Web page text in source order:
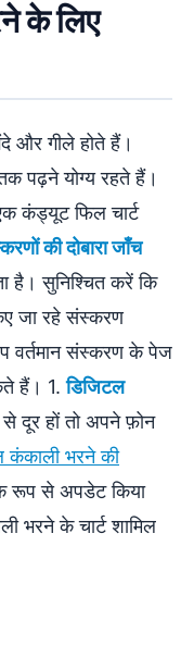
के लिए
और गीले होते हैं।
पढ़ने योग्य रहते हैं।
कंड्यूट फिल चार्ट
की दोबारा जाँच
है। सुनिश्चित करें कि
जा रहे संस्करण
वर्तमान संस्करण के पेज
हैं। 1.डिजिटल
हों तो अपने फ़ोन
कंकाली भरने की
रूप से अपडेट किया
भरने के चार्ट शामिल